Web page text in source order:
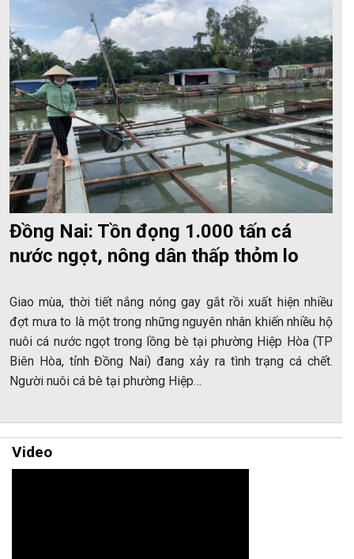
Đồng Nai: Tồn đọng 1.000 tấn cá
nước ngọt, nông dân thấp thỏm lo
Giao mùa, thời tiết nắng nóng gay gắt rồi xuất hiện nhiều
đợt mưa to là một trong những nguyên nhân khiến nhiều hộ
nuôi cá nước ngọt trong lồng bè tại phường Hiệp Hòa (TP
Biên Hòa, tỉnh Đồng Nai) đang xảy ra tình trạng cá chết.
Người nuôi cá bè tại phường Hiệp…
Video